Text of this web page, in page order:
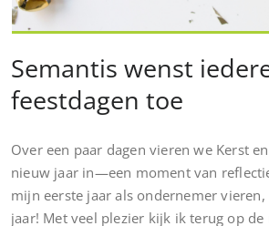
Semantis wenst
feestdagen toe
Over een paar dagen vieren we Kerst
nieuw jaar in—een moment van
mijn eerste jaar als ondernemer
jaar! Met veel plezier kijk ik terug op